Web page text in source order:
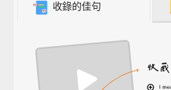
收錄的佳句